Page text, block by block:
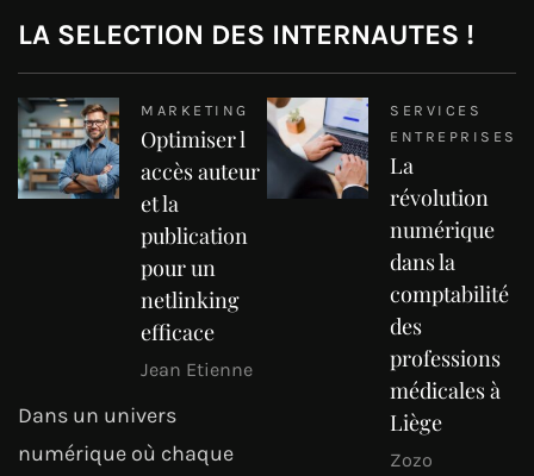
LA SELECTION DES INTERNAUTES !
MARKETING
Optimiser l
accès auteur
et la
publication
pour un
netlinking
efficace
Jean Etienne
Dans un univers
numérique où chaque
SERVICES
ENTREPRISES
La
révolution
numérique
dans la
comptabilité
des
professions
médicales à
Liège
Zozo